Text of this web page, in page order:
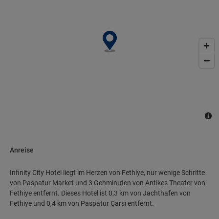
Anreise
Infinity City Hotel liegt im Herzen von Fethiye, nur wenige Schritte
von Paspatur Market und 3 Gehminuten von Antikes Theater von
Fethiye entfernt. Dieses Hotel ist 0,3 km von Jachthafen von
Fethiye und 0,4 km von Paspatur Çarsı entfernt.